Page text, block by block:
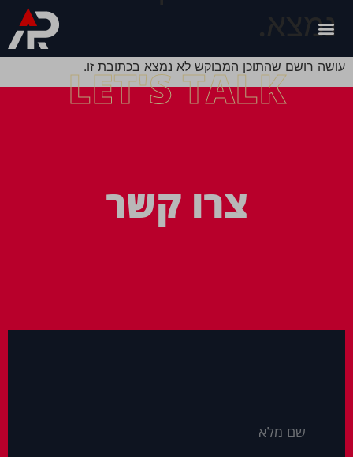
נמצא.
עושה רושם שהתוכן המבוקש לא נמצא בכתובת זו.
LET'S TALK
צרו קשר